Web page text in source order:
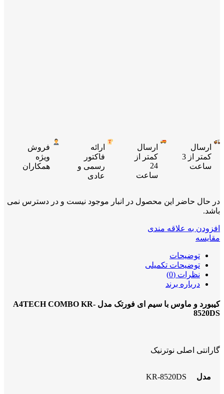
ارسال
کمتر از 3
ساعت
ارسال
کمتر از
24
ساعت
ارائه
فاکتور
رسمی و
عادی
فروش
ویژه
همکاران
در حال حاضر این محصول در انبار موجود نیست و در دسترس نمی
باشد.
افزودن به علاقه مندی
مقایسه
توضیحات
توضیحات تکمیلی
نظرات (0)
درباره برند
کیبورد و ماوس با سیم ای فورتک مدل A4TECH COMBO KR-
8520DS
گارانتی اصلی نوترنیک
مدل KR-8520DS